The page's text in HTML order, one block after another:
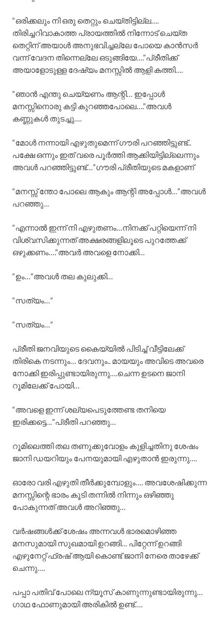
“ഒരിക്കലും നി ഒരു തെറ്റും ചെയ്തിട്ടില്ല….
തിരിച്ചറിവാകാത്ത പ്രായത്തിൽ നിന്നോട് ചെയ്ത
തെറ്റിന് അയാൾ അനുഭവിച്ചല്ലേ പോയെ കാൻസർ
വന്ന് വേദന തിന്നെല്ലേ ഒടുങ്ങിയേ….”പ്രീതിക്ക്
അയാളോടുള്ള ദേഷ്യം മനസ്സിൽ ആളി കത്തി….
“ഞാൻ എന്തു ചെയ്യണം ആന്റി… ഇപ്പോൾ
മനസ്സിനൊരു കട്ടി കുറഞ്ഞപോലെ….”അവൾ
കണ്ണുകൾ തുടച്ചു….
“മോൾ നന്നായി എഴുതുമെന്ന് ഗൗരി പറഞ്ഞിട്ടുണ്ട്..
പക്ഷേ ഒന്നും ഇത് വരെ പൂർത്തി ആക്കിയിട്ടില്ലെന്നും
അവൾ പറഞ്ഞിട്ടുണ്ട്…”ഗൗരി പ്രീതിയുടെ മകളാണ്
“മനസ്സ് ന്തോ പോലെ ആകും ആന്റി അപ്പോൾ…”അവൾ
പറഞ്ഞു…
“എന്നാൽ ഇന്ന് നി എഴുതണം…നിനക്ക് പറ്റിയെന്ന് നി
വിശ്വസിക്കുന്നത് അക്ഷരങ്ങളിലൂടെ പുറത്തേക്ക്
ഒഴുക്കണം….”അവർ അവളെ നോക്കി…
“ഉം…”അവൾ തല കുലുക്കി…
“സത്യം…”
“സത്യം…”
പ്രീതി ജനവിയുടെ കൈയ്യിൽ പിടിച്ച് വീട്ടിലേക്ക്
തിരികെ നടന്നും… ദേവനും.. മായയും അവിടെ അവരെ
നോക്കി ഇരിപ്പുണ്ടായിരുന്നു….ചെന്ന ഉടനെ ജാനി
റൂമിലേക്ക് പോയി…
“അവളെ ഇന്ന് ശല്യപെടുത്തേണ്ട തനിയെ
ഇരിക്കട്ടെ…”പ്രീതി പറഞ്ഞു…
റൂമിലെത്തി തല തണുക്കുവോളം കുളിച്ചതിനു ശേഷം
ജാനി ഡയറിയും പേനയുമായി എഴുതാൻ ഇരുന്നു….
ഓരോ വരി എഴുതി തീർക്കുമ്പോളും…. അവശേഷിക്കുന്ന
മനസ്സിന്റെ ഭാരം കൂടി തന്നിൽ നിന്നും ഒഴിഞ്ഞു
പോകുന്നത് അവൾ അറിഞ്ഞു…
വർഷങ്ങൾക്ക് ശേഷം അന്നവൾ ഭാരമൊഴിഞ്ഞ
മനസുമായി സുഖമായി ഉറങ്ങി… പിറ്റേന്ന് ഉറങ്ങി
എഴുനേറ്റ് ഫ്രഷ് ആയി കൊണ്ട് ജാനി നേരെ താഴേക്ക്
ചെന്നു….
പപ്പാ പതിവ് പോലെ ന്യൂസ്‌ കാണുന്നുണ്ടായിരുന്നു…
ഗാഥ ഫോണുമായി അരികിൽ ഉണ്ട്….